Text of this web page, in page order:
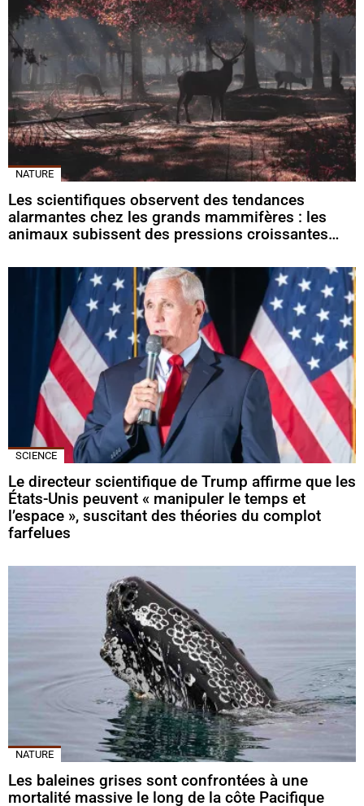
NATURE
Les scientifiques observent des tendances
alarmantes chez les grands mammifères : les
animaux subissent des pressions croissantes…
SCIENCE
Le directeur scientifique de Trump affirme que les
États-Unis peuvent « manipuler le temps et
l’espace », suscitant des théories du complot
farfelues
NATURE
Les baleines grises sont confrontées à une
mortalité massive le long de la côte Pacifique